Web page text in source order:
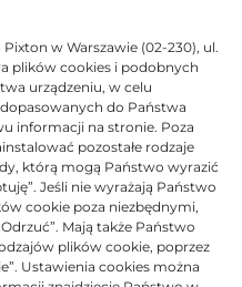
w Warszawie (02-230), ul.
plików cookies i podobnych
urządzeniu, w celu
do Państwa
informacji na stronie. Poza
pozostałe rodzaje
którą mogą Państwo wyrazić
Jeśli nie wyrażają Państwo
cookie poza niezbędnymi,
Mają także Państwo
plików cookie, poprzez
Ustawienia cookies można